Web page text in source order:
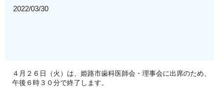
2022/03/30
４月２６日（火）は、姫路市歯科医師会・理事会に出席のため、
午後６時３０分で終了します。